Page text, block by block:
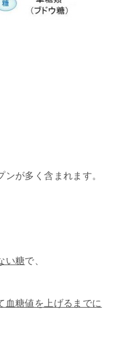
が多く含まれます。
い糖で、
血糖値を上げるまでに